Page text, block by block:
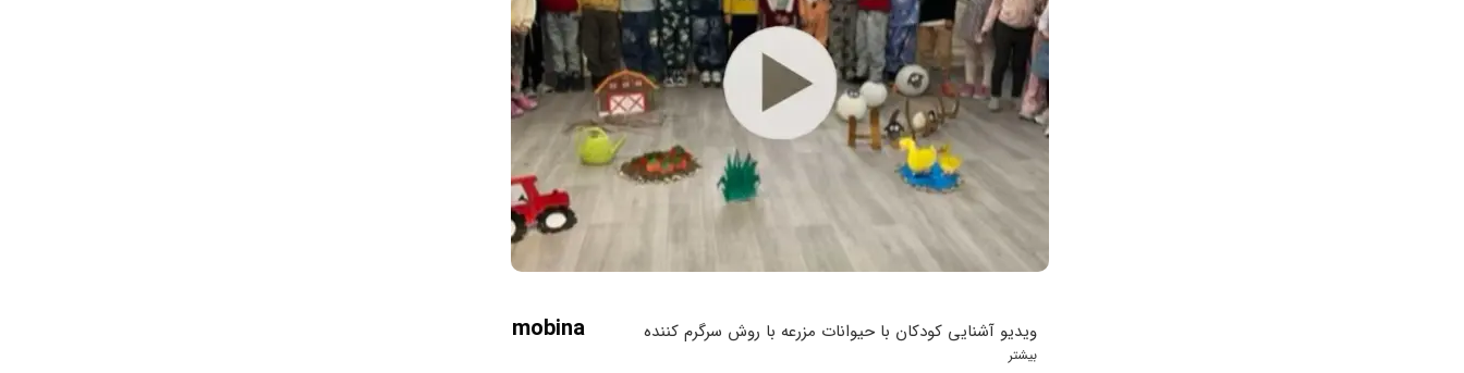
mobina
ویدیو آشنایی کودکان با حیوانات مزرعه با روش سرگرم کننده
بازی و قصه ، دنیای کوچک مزرعه در کلاس ما در ادامه‌ی
بیشتر